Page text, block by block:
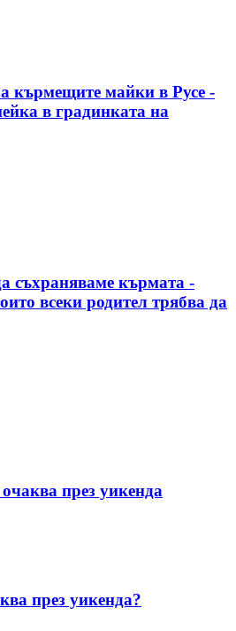
кърмещите майки в Русе -
в градинката на
съхраняваме кърмата -
всеки родител трябва да
през уикенда
през уикенда?